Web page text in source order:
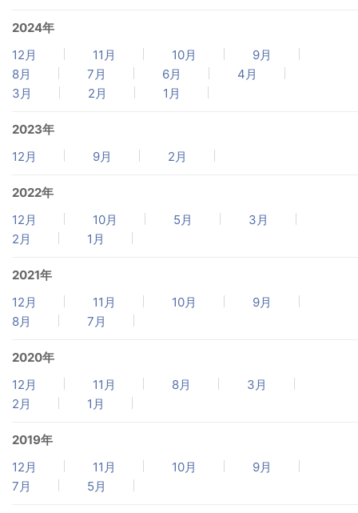
2024年
12月
11月 10月
9月
8月
7月 6月
4月
3月
2月 1月
2023年
12月
9月 2月
2022年
12月
10月 5月
3月
2月
1月
2021年
12月
11月 10月
9月
8月
7月
2020年
12月
11月 8月
3月
2月
1月
2019年
12月
11月 10月
9月
7月
5月